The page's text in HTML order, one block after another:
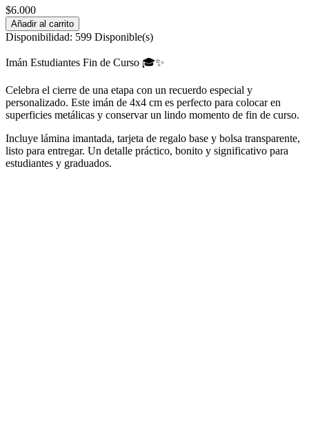
$6.000
Añadir al carrito
Disponibilidad: 599 Disponible(s)
Imán Estudiantes Fin de Curso 🎓✨
Celebra el cierre de una etapa con un recuerdo especial y
personalizado. Este imán de 4x4 cm es perfecto para colocar en
superficies metálicas y conservar un lindo momento de fin de curso.
Incluye lámina imantada, tarjeta de regalo base y bolsa transparente,
listo para entregar. Un detalle práctico, bonito y significativo para
estudiantes y graduados.